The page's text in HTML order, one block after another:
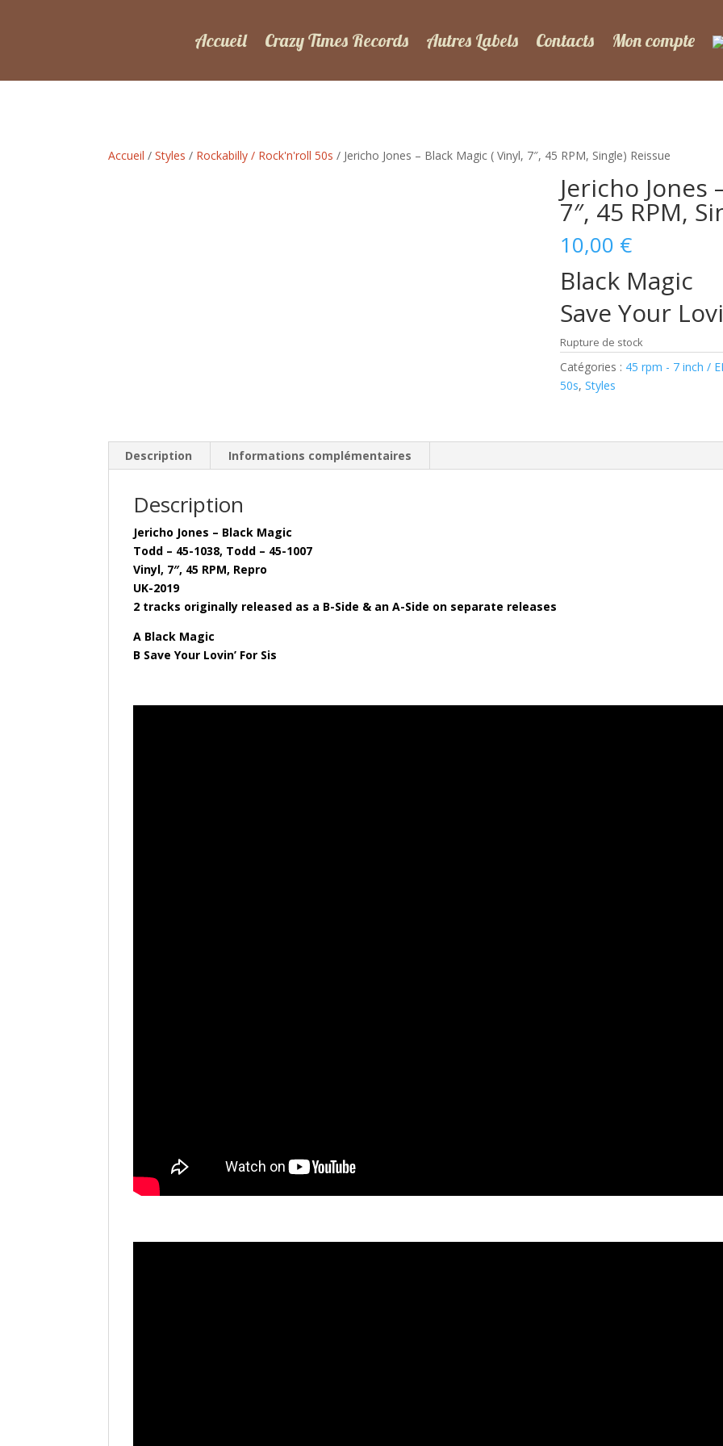
Accueil Crazy Times Records Autres Labels Contacts Mon compte
Accueil /Styles / Rockabilly / Rock'n'roll 50s / Jericho Jones – Black Magic ( Vinyl, 7″, 45 RPM, Single) Reissue
Jericho Jones
7″, 45 RPM,
10,00 €
Black Magic
Save Your
Rupture de stock
Catégories : 45 rpm - 7 inch /
50s, Styles
Description Informations complémentaires
Description
Jericho Jones – Black Magic
Todd – 45-1038, Todd – 45-1007
Vinyl, 7″, 45 RPM, Repro
UK-2019
2 tracks originally released as a B-Side & an A-Side on separate releases
A Black Magic
B Save Your Lovin’ For Sis